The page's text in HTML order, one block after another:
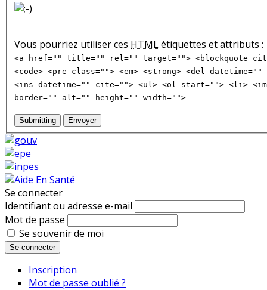
Vous pourriez utiliser ces HTMLétiquettes et attributs :
<a href="" title="" rel="" target=""> <blockquote
<code> <pre class=""> <em> <strong> <del
<ins datetime="" cite=""> <ul> <ol start=""> <li>
border="" alt="" height="" width="">
Submitting Envoyer
Se connecter
Identifiant ou adresse e-mail
Mot de passe
Se souvenir de moi
Se connecter
Inscription
Mot de passe oublié ?